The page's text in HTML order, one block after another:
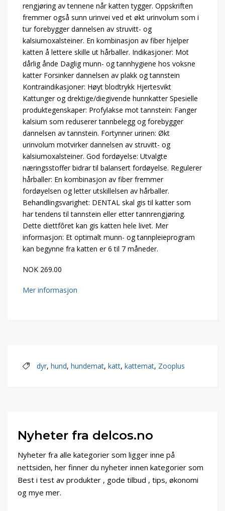
rengjøring av tennene når katten tygger. Oppskriften
fremmer også sunn urinvei ved et økt urinvolum som i
tur forebygger dannelsen av struvitt- og
kalsiumoxalsteiner. En kombinasjon av fiber hjelper
katten å lettere skille ut hårballer. Indikasjoner: Mot
dårlig ånde Daglig munn- og tannhygiene hos voksne
katter Forsinker dannelsen av plakk og tannstein
Kontraindikasjoner: Høyt blodtrykk Hjertesvikt
Kattunger og drektige/diegivende hunnkatter Spesielle
produktegenskaper: Profylakse mot tannstein: Fanger
kalsium som reduserer tannbelegg og forebygger
dannelsen av tannstein. Fortynner urinen: Økt
urinvolum motvirker dannelsen av struvitt- og
kalsiumoxalsteiner. God fordøyelse: Utvalgte
næringsstoffer bidrar til balansert fordøyelse. Regulerer
hårballer: En kombinasjon av fiber fremmer
fordøyelsen og letter utskillelsen av hårballer.
Behandlingsvarighet: DENTAL skal gis til katter som
har tendens til tannstein eller etter tannrengjøring.
Dette diettfôret kan gis katten hele livet. Mer
informasjon: Et optimalt munn- og tannpleieprogram
kan begynne fra katten er 6 til 7 måneder.
NOK 269.00
Mer informasjon
dyr, hund, hundemat, katt, kattemat, Zooplus
Nyheter fra delcos.no
Nyheter fra alle kategorier som ligger inne på
nettsiden, her finner du nyheter innen kategorier som
Best i test av produkter , gode tilbud , tips, økonomi
og mye mer.